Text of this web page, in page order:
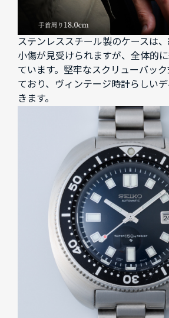
ステンレススチール製のケースは
小傷が見受けられますが、全体的
ています。堅牢なスクリューバッ
ており、ヴィンテージ時計らしい
きます。